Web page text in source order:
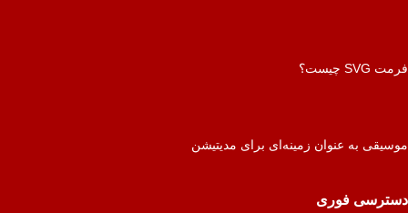
فرمت SVG چیست؟
موسیقی به عنوان زمینه‌ای برای مدیتیشن
دسترسی فوری